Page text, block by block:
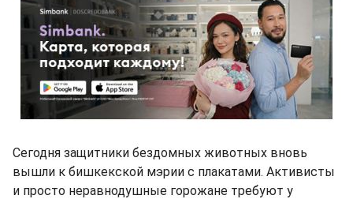
Сегодня защитники бездомных животных вновь
вышли к бишкекской мэрии с плакатами. Активисты
и просто неравнодушные горожане требуют у